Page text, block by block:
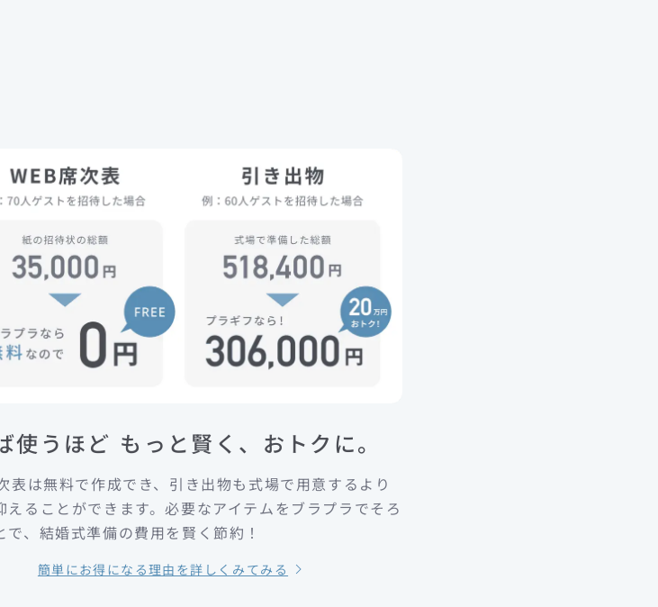
使うほど もっと賢く、おトクに。
表は無料で作成でき、引き出物も式場で用意するより
えることができます。必要なアイテムをブラプラでそろ
で、結婚式準備の費用を賢く節約！
簡単にお得になる理由を詳しくみてみる